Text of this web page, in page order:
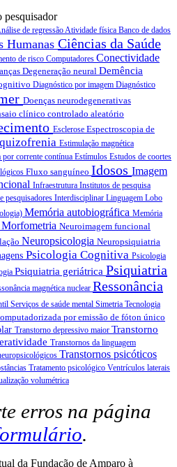
pesquisador
de regressãoAtividade física Banco de dados
Humanas Ciências da Saúde
de risco Computadores Conectividade
Degeneração neural Demência
Diagnóstico por imagem Diagnóstico
Doenças neurodegenerativas
clínico controlado aleatório
Esclerose Espectroscopia de
Estimulação magnética
por corrente contínua Estímulos Estudos de coortes
Fluxo sanguíneo Idosos Imagem
Infraestrutura Institutos de pesquisa
pesquisadores Interdisciplinar Linguagem Lobo
Memória autobiográfica Memória
Morfometria Neuroimagem funcional
Neuropsicologia Neuropsiquiatria
Psicologia Cognitiva Psicologia
Psiquiatria geriátrica Psiquiatria
magnética nuclear Ressonância
Serviços de saúde mental Simetria Tecnologia
por emissão de fóton único
Transtorno depressivo maior Transtorno
Transtornos da linguagem
Transtornos psicóticos
Tratamento psicológico Ventrículos laterais
volumétrica
erros na página
.
da Fundação de Amparo à